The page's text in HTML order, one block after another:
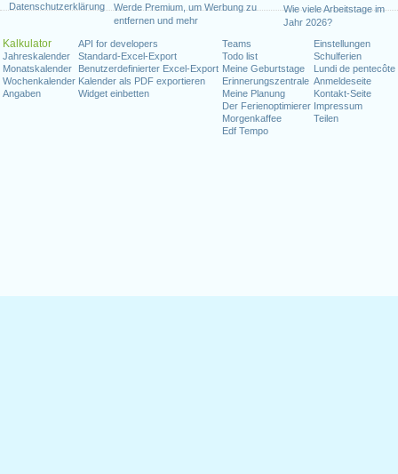
Datenschutzerklärung
Werde Premium, um Werbung zu
entfernen und mehr
Wie viele Arbeitstage im
Jahr 2026?
Kalkulator
Jahreskalender
Monatskalender
Wochenkalender
Angaben
API for developers
Standard-Excel-Export
Benutzerdefinierter Excel-Export
Kalender als PDF exportieren
Widget einbetten
Teams
Todo list
Meine Geburtstage
Erinnerungszentrale
Meine Planung
Der Ferienoptimierer
Morgenkaffee
Edf Tempo
Einstellungen
Schulferien
Lundi de pentecôte
Anmeldeseite
Kontakt-Seite
Impressum
Teilen